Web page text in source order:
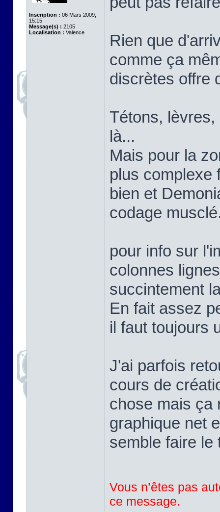
Inscription : 06 Mars 2009,
15:15
Message(s) : 2105
Localisation : Valence
Rien que
comme ça
discrètes offre
Tétons,
là...
Mais pour la
plus complexe
bien et
codage
pour info sur
colonnes
succintement
En fait assez
il faut toujours
J'ai parfois
cours de
chose mais ça
graphique net
semble faire le
Vous n’êtes pas
ce message.